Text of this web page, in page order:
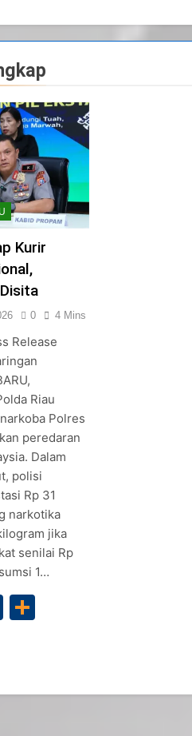
Kurir
0 4 Mins
Release
Riau
Polres
peredaran
Dalam
polisi
Rp 31
narkotika
jika
senilai Rp
1…
Copy